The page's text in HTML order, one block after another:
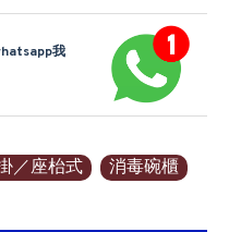
我
／座枱式 消毒碗櫃